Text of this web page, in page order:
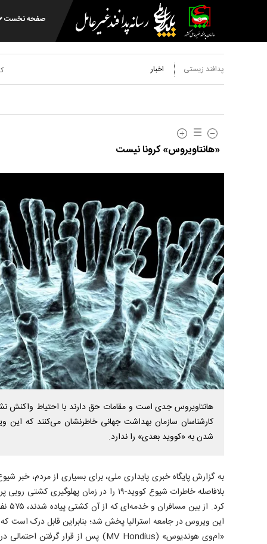
صفحه نخست
پدافند زیستی اخبار
«هانتاویروس» کرونا نیست
هانتاویروس جدی است و مقامات حق دارند با احتیاط واکنش
کارشناسان سازمان بهداشت جهانی خاطرنشان می‌کنند که این
شدن به «کووید بعدی» را ندارد.
به گزارش پایگاه خبری پایداری ملی، برای بسیاری از مردم،
این ویروس در جامعه استرالیا پخش شد؛ بنابراین قابل درک است